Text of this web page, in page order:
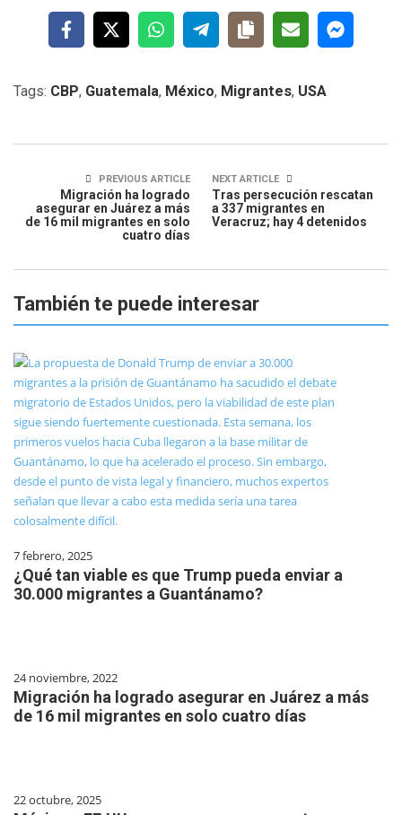
Tags: CBP, Guatemala, México, Migrantes, USA
PREVIOUS ARTICLE
Migración ha logrado
asegurar en Juárez a más
de 16 mil migrantes en solo
cuatro días
NEXT ARTICLE
Tras persecución rescatan
a 337 migrantes en
Veracruz; hay 4 detenidos
También te puede interesar
7 febrero, 2025
¿Qué tan viable es que Trump pueda enviar a
30.000 migrantes a Guantánamo?
24 noviembre, 2022
Migración ha logrado asegurar en Juárez a más
de 16 mil migrantes en solo cuatro días
22 octubre, 2025